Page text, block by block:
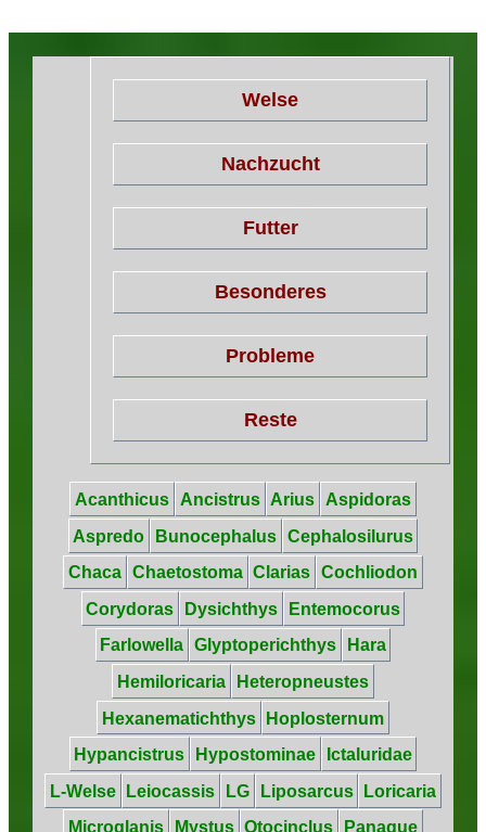
Welse
Nachzucht
Futter
Besonderes
Probleme
Reste
Acanthicus Ancistrus Arius
Aspidoras
Aspredo
Bunocephalus Cephalosilurus
Chaca Chaetostoma Clarias Cochliodon
Corydoras
Dysichthys
Entemocorus
Farlowella Glyptoperichthys
Hara
Hemiloricaria
Heteropneustes
Hexanematichthys
Hoplosternum
Hypancistrus
Hypostominae
Ictaluridae
L-Welse
Leiocassis LG Liposarcus
Loricaria
Microglanis
Mystus Otocinclus
Panaque